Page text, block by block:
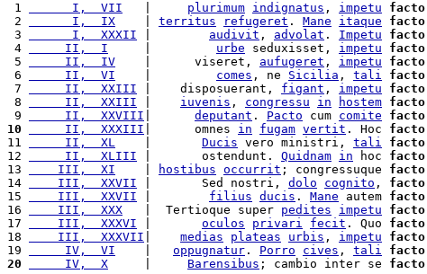
1
      I,  VII
plurimum indignatus , impetu facto
2
      I,  IX
territus refugeret . Mane itaque facto
3
      I,  XXXII
audivit , advolat . Impetu facto
4
     II,  I
urbe seduxisset, impetu facto
5
     II,  IV
    |      viseret,
aufugeret , impetu facto
6
     II,  VI
comes , ne Sicilia , tali facto
7
     II,  XXIII
|    disposuerant, figant , impetu facto
8
     II,  XXIII
iuvenis , congressu in hostem facto
9
     II,  XXVIII
deputant . Pacto cum comite facto
10
     II,  XXXIII
|      omnes in fugam vertit . Hoc facto
11
     II,  XL
Ducis vero ministri, tali facto
12
     II,  XLIII
|       ostendunt. Quidnam in hoc facto
13
    III,  XI
hostibus occurrit ; congressuque facto
14
    III,  XXVII
|       Sed nostri, dolo cognito , facto
15
    III,  XXVII
filius ducis . Mane autem facto
16
    III,  XXX
   |  Tertioque super
pedites impetu facto
17
    III,  XXXVI
oculos privari fecit . Quo facto
18
    III,  XXXVII
medias plateas urbis , impetu facto
19
     IV,  VI
oppugnatur . Porro cives , tali facto
20
     IV,  X
Barensibus ; cambio inter se facto